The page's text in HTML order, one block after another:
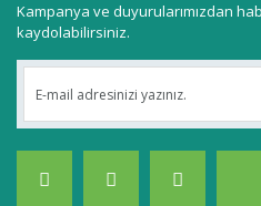
Kampanya ve duyurularımızdan
kaydolabilirsiniz.